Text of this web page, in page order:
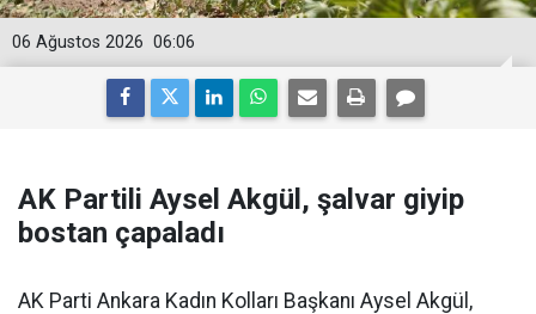
06:06
06 Ağustos 2026
AK Partili Aysel Akgül, şalvar giyip
bostan çapaladı
AK Parti Ankara Kadın Kolları Başkanı Aysel Akgül,